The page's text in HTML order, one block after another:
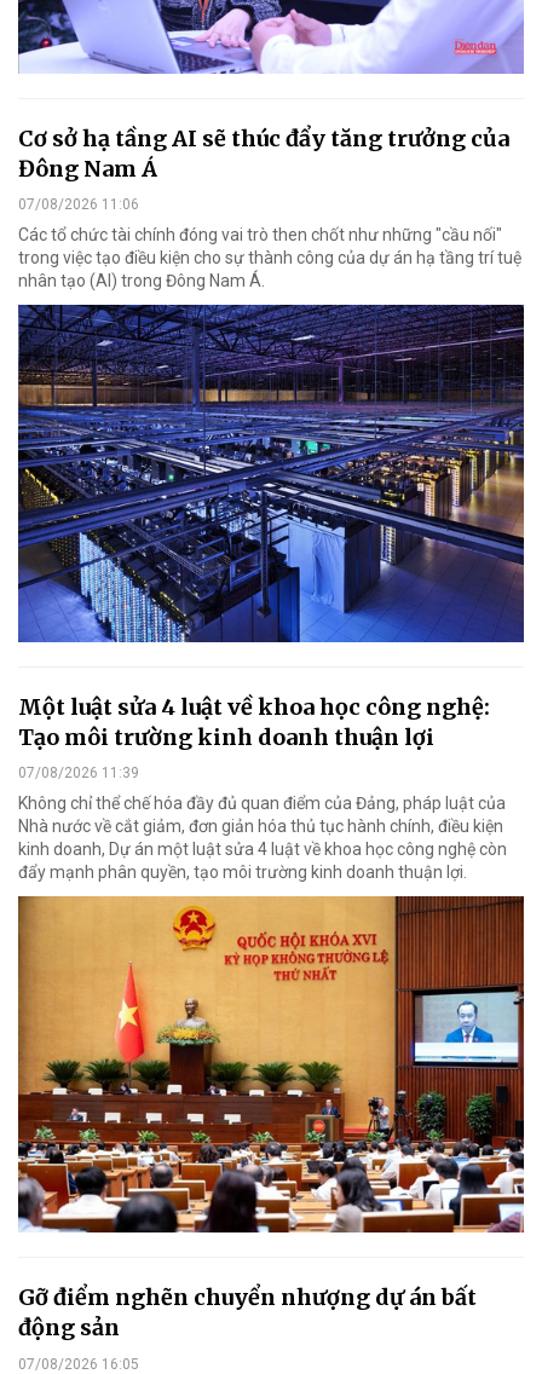
Cơ sở hạ tầng AI sẽ thúc đẩy tăng trưởng của
Đông Nam Á
07/08/2026 11:06
Các tổ chức tài chính đóng vai trò then chốt như những "cầu nối"
trong việc tạo điều kiện cho sự thành công của dự án hạ tầng trí tuệ
nhân tạo (AI) trong Đông Nam Á.
Một luật sửa 4 luật về khoa học công nghệ:
Tạo môi trường kinh doanh thuận lợi
07/08/2026 11:39
Không chỉ thể chế hóa đầy đủ quan điểm của Đảng, pháp luật của
Nhà nước về cắt giảm, đơn giản hóa thủ tục hành chính, điều kiện
kinh doanh, Dự án một luật sửa 4 luật về khoa học công nghệ còn
đẩy mạnh phân quyền, tạo môi trường kinh doanh thuận lợi.
Gỡ điểm nghẽn chuyển nhượng dự án bất
động sản
07/08/2026 16:05